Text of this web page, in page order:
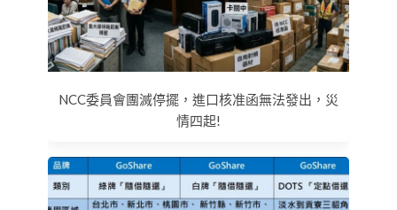
NCC委員會團滅停擺，進口核准函無法發出，災
情四起!